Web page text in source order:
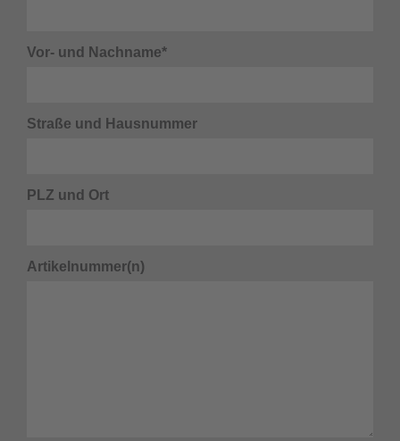
Vor- und Nachname*
Straße und Hausnummer
PLZ und Ort
Artikelnummer(n)